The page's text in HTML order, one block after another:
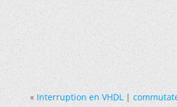
« Interruption en VHDL|